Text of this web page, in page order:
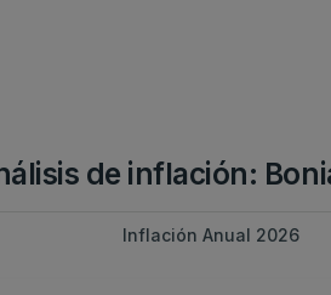
de inflación:
Inflación Anual 2026